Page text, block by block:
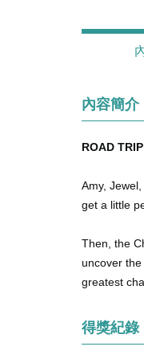
內容簡介
ROAD
Amy,
get a little
Then, the
uncover
greatest
得獎紀錄